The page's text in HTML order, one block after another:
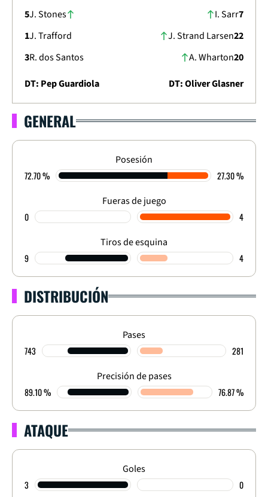
5J. Stones
1J. Trafford
3R. dos Santos
7
I. Sarr
22
J. Strand Larsen
20
A. Wharton
DT: Pep Guardiola
DT: Oliver Glasner
TEMPORADA REGULAR - FECHA 31
3-0
FINALIZADO
GENERAL
Posesión
72.70 % 27.30 %
Fueras de juego
0 4
Tiros de esquina
9 4
DISTRIBUCIÓN
Pases
743 281
Precisión de pases
89.10 % 76.87 %
ATAQUE
Goles
3 0